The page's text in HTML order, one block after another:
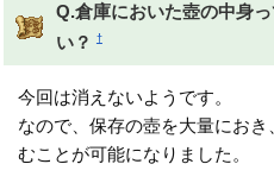
Q.倉庫においた壺の中身
い？
†
今回は消えないようです。
なので、保存の壺を大量にお
むことが可能になりました。